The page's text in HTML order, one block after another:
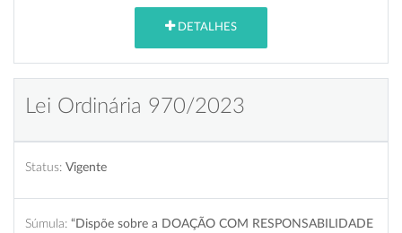
DETALHES
Lei Ordinária 970/2023
Status: Vigente
Súmula: “Dispõe sobre a DOAÇÃO COM RESPONSABILIDADE